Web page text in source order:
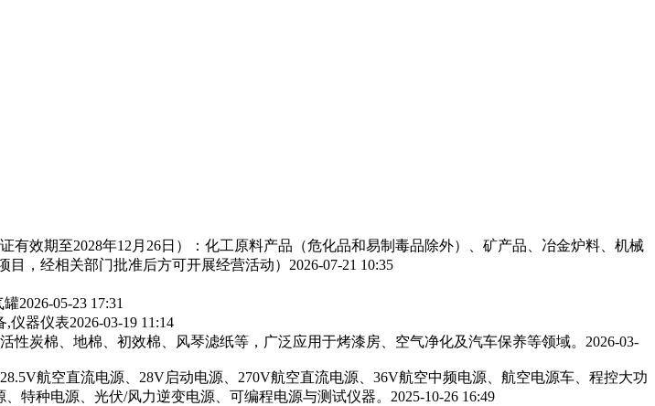
有效期至2028年12月26日）：化工原料产品（危化品和易制毒品除外）、矿产品、冶金炉料、机械
，经相关部门批准后方可开展经营活动） 2026-07-21 10:35
罐2026-05-23 17:31
,仪器仪表2026-03-19 11:14
性炭棉、地棉、初效棉、风琴滤纸‌等，广泛应用于烤漆房、空气净化及汽车保养等领域。‌‌ 2026-03-
航空直流电源、28V启动电源、270V航空直流电源、36V航空中频电源、航空电源车、程控大功
特种电源、光伏/风力逆变电源、可编程电源与测试仪器。 2025-10-26 16:49